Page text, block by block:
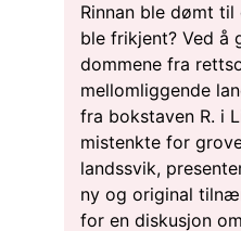
Rinnan ble dømt til
ble frikjent? Ved å
dommene fra
mellomliggende
fra bokstaven R. i
mistenkte for
landssvik,
ny og original
for en diskusjon